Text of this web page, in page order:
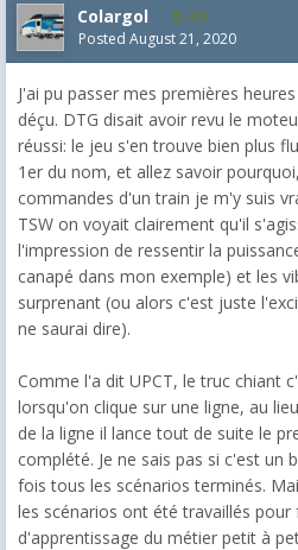
Colargol 408
Posted August 21, 2020
J'ai pu passer mes premières
déçu. DTG disait avoir revu le
réussi: le jeu s'en trouve bien plus
1er du nom, et allez savoir
commandes d'un train je m'y suis
TSW on voyait clairement qu'il
l'impression de ressentir la
canapé dans mon exemple) et les
surprenant (ou alors c'est juste
ne saurai dire).
Comme l'a dit UPCT, le truc chiant
lorsqu'on clique sur une ligne, au
de la ligne il lance tout de suite le
complété. Je ne sais pas si c'est un
fois tous les scénarios terminés.
les scénarios ont été travaillés pour
d'apprentissage du métier petit à